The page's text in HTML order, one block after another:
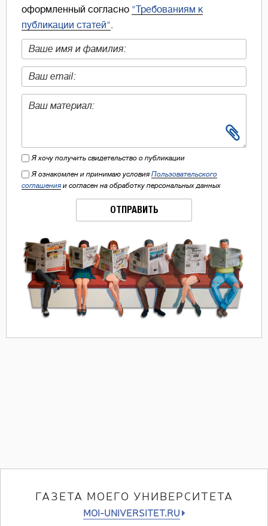
оформленный согласно "Требованиям к
публикации статей"
Я хочу получить свидетельство о публикации
Я ознакомлен и принимаю условия Пользовательского
соглашения и согласен на обработку персональных данных
ОТПРАВИТЬ
ГАЗЕТА МОЕГО УНИВЕРСИТЕТА
MOI-UNIVERSITET.RU